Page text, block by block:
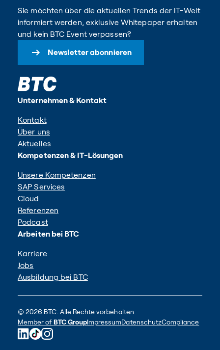
Sie möchten über die aktuellen Trends der IT-Welt
informiert werden, exklusive Whitepaper erhalten
und kein BTC Event verpassen?
Newsletter abonnieren
Unternehmen & Kontakt
Kontakt
Über uns
Aktuelles
Kompetenzen & IT-Lösungen
Unsere Kompetenzen
SAP Services
Cloud
Referenzen
Podcast
Arbeiten bei BTC
Karriere
Jobs
Ausbildung bei BTC
© 2026 BTC. Alle Rechte vorbehalten
Member of BTC GroupImpressumDatenschutzCompliance